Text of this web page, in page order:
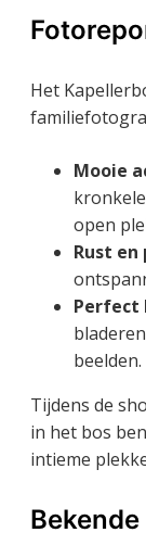
Het
Mooie
open
Rust en
Perfect
beelden.
Tijdens de
in het bos
intieme